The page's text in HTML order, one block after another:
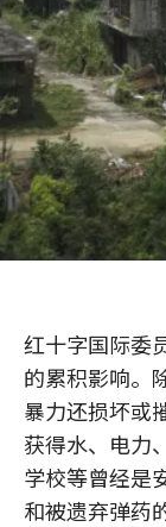
红十字国际委
的累积影响。
暴力还损坏或
获得水、电力
学校等曾经是
和被遗弃弹药